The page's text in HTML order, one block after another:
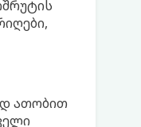
ათობით